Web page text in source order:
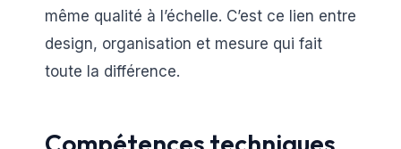
même qualité à l’échelle. C’est ce lien entre
design, organisation et mesure qui fait
toute la différence.